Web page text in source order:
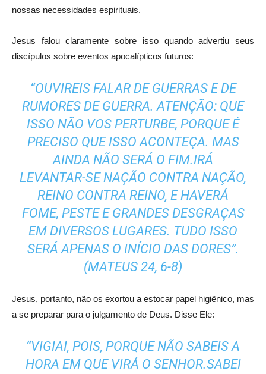
nossas necessidades espirituais.
Jesus falou claramente sobre isso quando advertiu seus
discípulos sobre eventos apocalípticos futuros:
“OUVIREIS FALAR DE GUERRAS E DE
RUMORES DE GUERRA. ATENÇÃO: QUE
ISSO NÃO VOS PERTURBE, PORQUE É
PRECISO QUE ISSO ACONTEÇA. MAS
AINDA NÃO SERÁ O FIM.IRÁ
LEVANTAR-SE NAÇÃO CONTRA NAÇÃO,
REINO CONTRA REINO, E HAVERÁ
FOME, PESTE E GRANDES DESGRAÇAS
EM DIVERSOS LUGARES. TUDO ISSO
SERÁ APENAS O INÍCIO DAS DORES”.
(MATEUS 24, 6-8)
Jesus, portanto, não os exortou a estocar papel higiênico, mas
a se preparar para o julgamento de Deus. Disse Ele:
“VIGIAI, POIS, PORQUE NÃO SABEIS A
HORA EM QUE VIRÁ O SENHOR.SABEI